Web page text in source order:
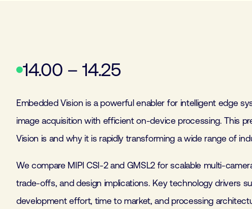
14.00 – 14.25
Embedded Vision is a powerful enabler for intelligent edge
image acquisition with efficient on-device processing. This
Vision is and why it is rapidly transforming a wide range of
We compare MIPI CSI-2 and GMSL2 for scalable multi-
trade-offs, and design implications. Key technology drivers
development effort, time to market, and processing